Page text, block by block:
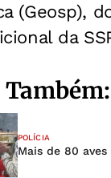
(Geosp),
da
Também:
POLÍCIA
Mais de 80